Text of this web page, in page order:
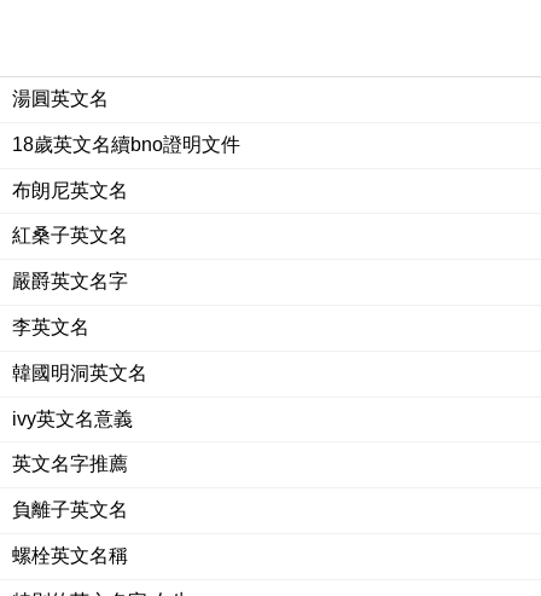
湯圓英文名
18歲英文名續bno證明文件
布朗尼英文名
紅桑子英文名
嚴爵英文名字
李英文名
韓國明洞英文名
ivy英文名意義
英文名字推薦
負離子英文名
螺栓英文名稱